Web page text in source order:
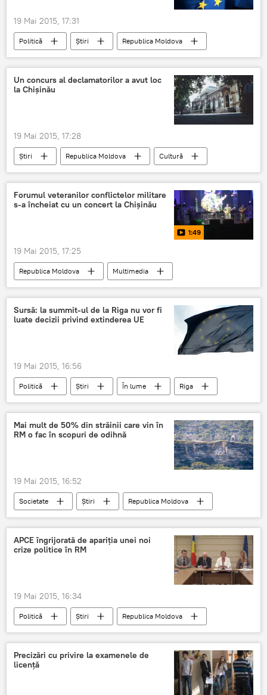
19 Mai 2015, 17:31
Politică Știri
Republica Moldova
Riga
Nicolae Timofti
Parteneriat Estic
summit
Un concurs al declamatorilor a avut loc
la Chișinău
19 Mai 2015, 17:28
Știri Republica Moldova Cultură
Forumul veteranilor conflictelor militare
s-a încheiat cu un concert la Chişinău
1:49
19 Mai 2015, 17:25
Republica Moldova
Multimedia
Video
Sursă: la summit-ul de la Riga nu vor fi
luate decizii privind extinderea UE
19 Mai 2015, 16:56
Politică Știri În lume
Riga
summit
Parteneriat Estic
extindere
vize
Integrarea europeană: ieri, azi, mâine
Mai mult de 50% din străinii care vin în
RM o fac în scopuri de odihnă
19 Mai 2015, 16:52
Societate Știri
Republica Moldova
turişti
excursie odihnă
APCE îngrijorată de apariţia unei noi
crize politice în RM
19 Mai 2015, 16:34
Politică Știri
Republica Moldova
Chişinău
APCE
raportori
alegeri prezidenţiale
Precizări cu privire la examenele de
licenţă